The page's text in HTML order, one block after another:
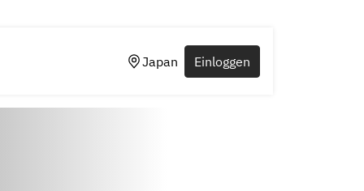
Japan Einloggen